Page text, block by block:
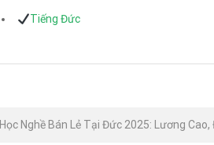
Tiếng Đức
Học Nghề Bán Lẻ Tại Đức 2025: Lương Cao,